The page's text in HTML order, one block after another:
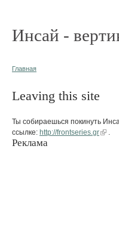
Инсай -
Главная
Leaving this site
Ты собираешься покинуть
ссылке: http://frontseries.gr
Реклама